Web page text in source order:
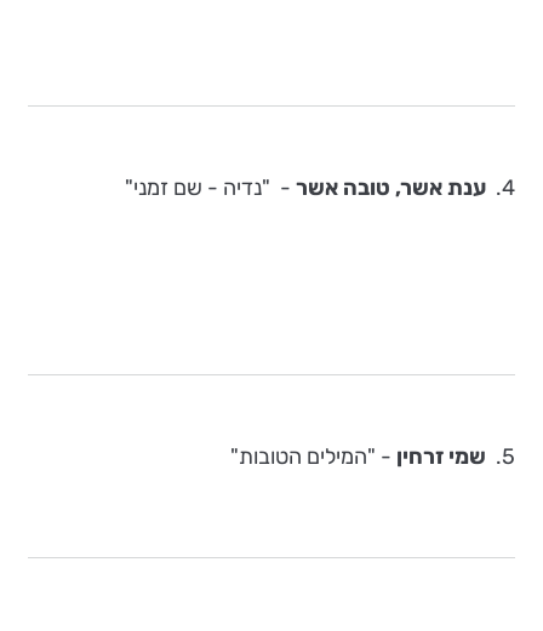
4. ענת אשר, טובה אשר - "נדיה - שם זמני"
5. שמי זרחין - "המילים הטובות"